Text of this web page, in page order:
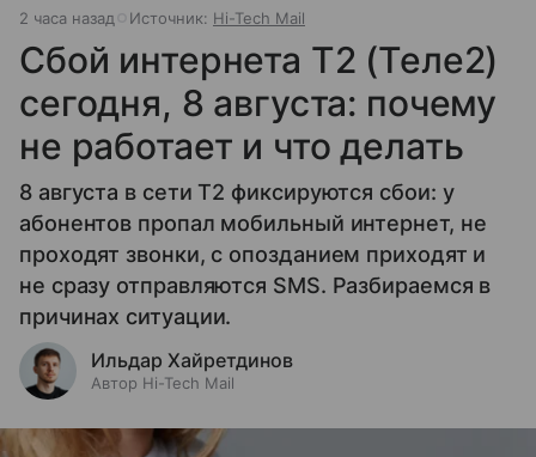
2 часа назад Источник: Hi-Tech Mail
Сбой интернета T2 (Теле2)
сегодня, 8 августа: почему
не работает и что делать
8 августа в сети T2 фиксируются сбои: у
абонентов пропал мобильный интернет, не
проходят звонки, с опозданием приходят и
не сразу отправляются SMS. Разбираемся в
причинах ситуации.
Ильдар Хайретдинов
Автор Hi-Tech Mail